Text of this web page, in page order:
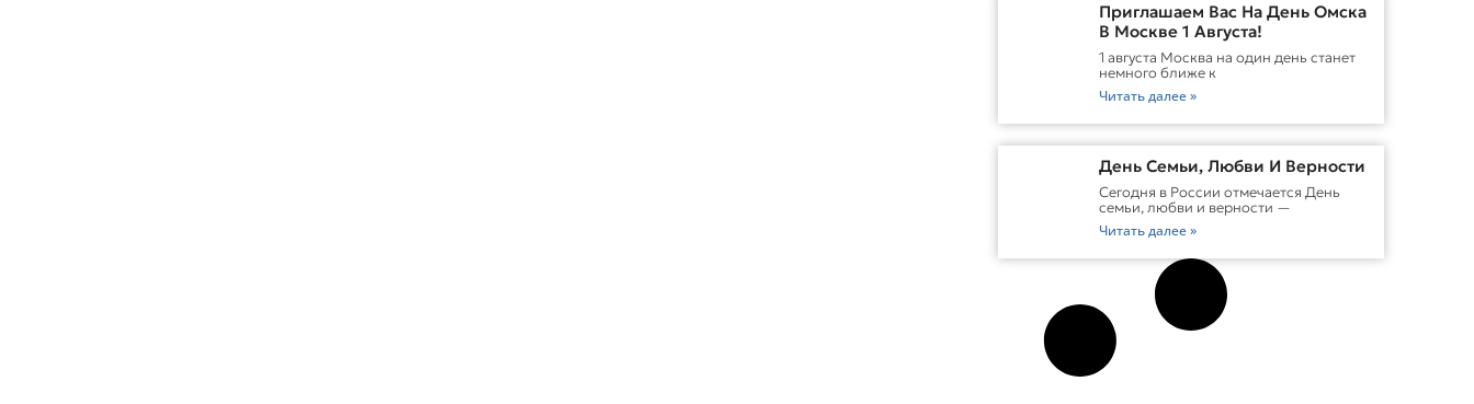
Приглашаем Вас На День Омска
В Москве 1 Августа!
1 августа Москва на один день станет
немного ближе к
Читать далее »
День Семьи, Любви И Верности
Сегодня в России отмечается День
семьи, любви и верности —
Читать далее »